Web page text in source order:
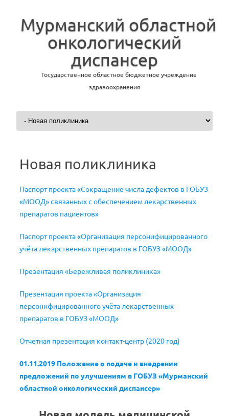
Мурманский областной
онкологический
диспансер
Государственное областное бюджетное учреждение
здравоохранения
Перейти к содержимому
Новая поликлиника
Паспорт проекта «Сокращение числа дефектов в ГОБУЗ
«МООД» связанных с обеспечением лекарственных
препаратов пациентов»
Паспорт проекта «Организация персонифицированного
учёта лекарственных препаратов в ГОБУЗ «МООД»
Презентация «Бережливая поликлиника»
Презентация проекта «Организация
персонифицированного учёта лекарственных
препаратов в ГОБУЗ «МООД»
Отчетная презентация контакт-центр (2020 год)
01.11.2019 Положение о подаче и внедрении
предложений по улучшениям в ГОБУЗ «Мурманский
областной онкологический диспансер»